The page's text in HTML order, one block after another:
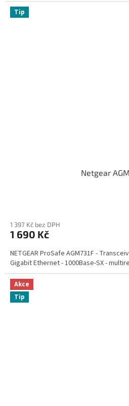
Tip
Netgear
1 397 Kč bez DPH
1 690 Kč
NETGEAR ProSafe AGM731F -
Gigabit Ethernet - 1000Base-SX -
Akce
Tip